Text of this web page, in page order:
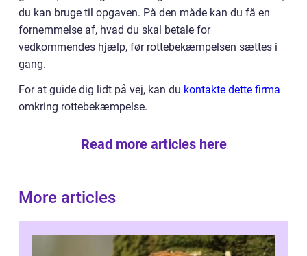
du kan bruge til opgaven. På den måde kan du få en
fornemmelse af, hvad du skal betale for
vedkommendes hjælp, før rottebekæmpelsen sættes i
gang.
For at guide dig lidt på vej, kan du kontakte dette firma
omkring rottebekæmpelse.
Read more articles here
More articles